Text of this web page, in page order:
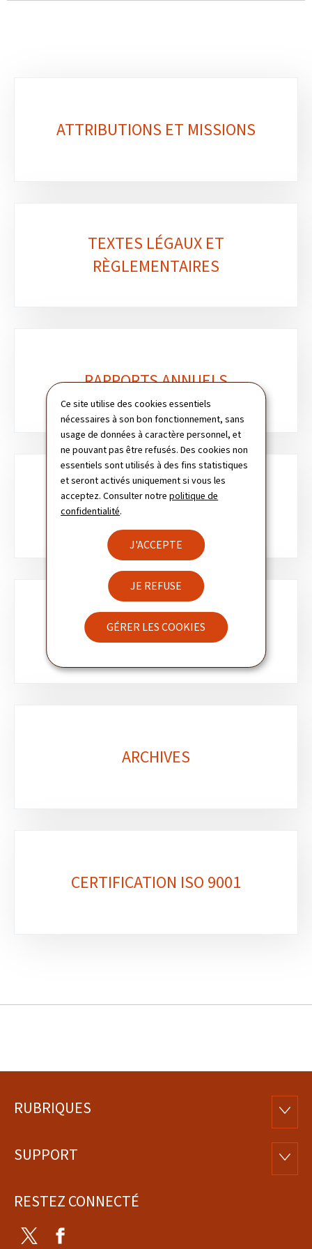
Ce site utilise des cookies essentiels
nécessaires à son bon fonctionnement, sans
usage de données à caractère personnel, et
ne pouvant pas être refusés. Des cookies non
essentiels sont utilisés à des fins statistiques
et seront activés uniquement si vous les
acceptez. Consulter notrepolitique de
confidentialité.
J'ACCEPTE
JE REFUSE
GÉRER LES COOKIES
rubriquesATTRIBUTIONS ET MISSIONS
TEXTES LÉGAUX ET
RÈGLEMENTAIRES
RAPPORTS ANNUELS
ANNUAIRE
POLITIQUE LINGUISTIQUE
ARCHIVES
CERTIFICATION ISO 9001
Pied
page
RUBRIQUES
SUPPORT
RESTEZ CONNECTÉ
Twitter